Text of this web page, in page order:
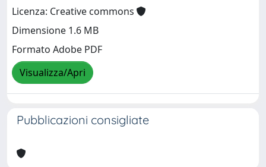
Licenza: Creative commons
Dimensione 1.6 MB
Formato Adobe PDF
Visualizza/Apri
Pubblicazioni consigliate